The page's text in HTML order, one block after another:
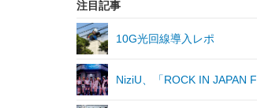
注目記事
10G光回線導入レポ
NiziU、「ROCK IN JAPAN